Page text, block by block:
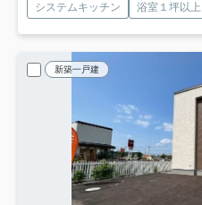
システムキッチン
浴室１坪以上
新築一戸建